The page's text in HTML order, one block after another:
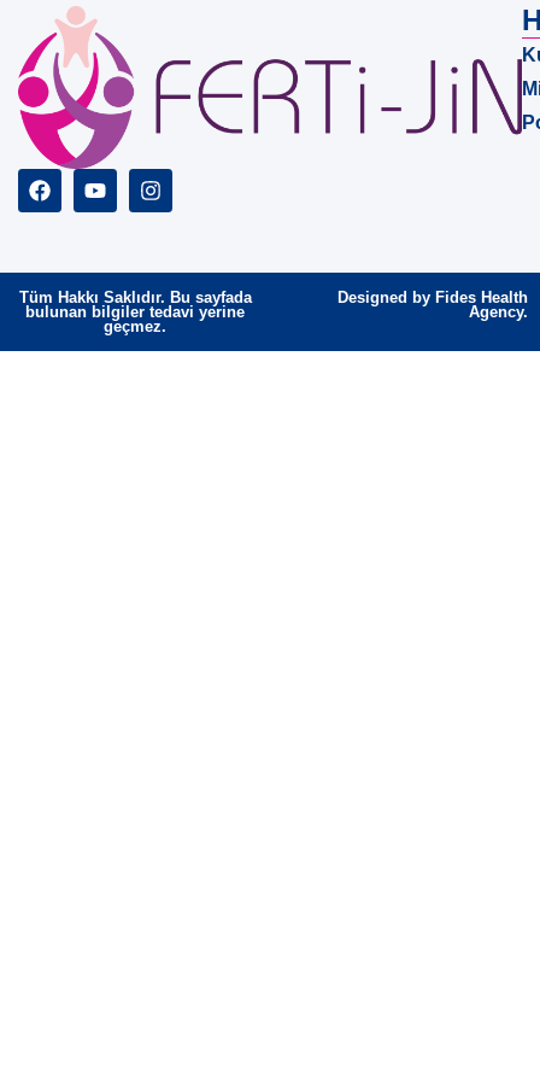
Tüm Hakkı Saklıdır. Bu sayfada
bulunan bilgiler tedavi yerine
geçmez.
Designed by Fides Health
Agency.